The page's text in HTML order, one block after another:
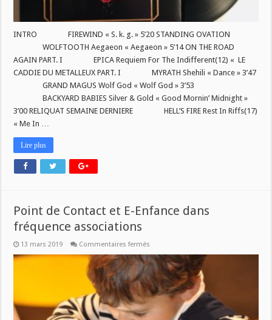
INTRO FIREWIND « S. k. g. » 5’20 STANDING OVATION
WOLFTOOTH Aegaeon « Aegaeon » 5’14 ON THE ROAD
AGAIN PART. I EPICA Requiem For The Indifferent(12) « LE
CADDIE DU METALLEUX PART. I MYRATH Shehili « Dance » 3’47
GRAND MAGUS Wolf God « Wolf God » 3’53
BACKYARD BABIES Silver & Gold « Good Mornin’ Midnight »
3’00 RELIQUAT SEMAINE DERNIERE HELL’S FIRE Rest In Riffs(17)
« Me In …
Lire plus
Point de Contact et E-Enfance dans
fréquence associations
13 mars 2019 Commentaires fermés
de
Contact
Enfance
dans
fréquence
associations